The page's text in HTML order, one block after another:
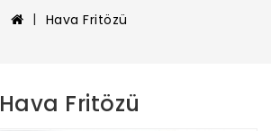
Hava Fritözü
Hava Fritözü